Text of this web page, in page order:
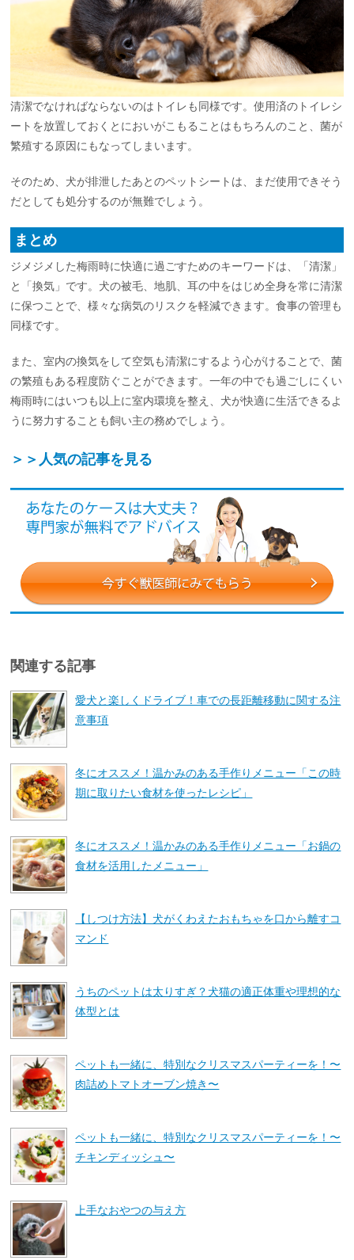
清潔でなければならないのはトイレも同様です。使用済のトイレシ
ートを放置しておくとにおいがこもることはもちろんのこと、菌が
繁殖する原因にもなってしまいます。
そのため、犬が排泄したあとのペットシートは、まだ使用できそう
だとしても処分するのが無難でしょう。
まとめ
ジメジメした梅雨時に快適に過ごすためのキーワードは、「清潔」
と「換気」です。犬の被毛、地肌、耳の中をはじめ全身を常に清潔
に保つことで、様々な病気のリスクを軽減できます。食事の管理も
同様です。
また、室内の換気をして空気も清潔にするよう心がけることで、菌
の繁殖もある程度防ぐことができます。一年の中でも過ごしにくい
梅雨時にはいつも以上に室内環境を整え、犬が快適に生活できるよ
うに努力することも飼い主の務めでしょう。
＞＞人気の記事を見る
関連する記事
愛犬と楽しくドライブ！車での長距離移動に関する注
意事項
冬にオススメ！温かみのある手作りメニュー「この時
期に取りたい食材を使ったレシピ」
冬にオススメ！温かみのある手作りメニュー「お鍋の
食材を活用したメニュー」
【しつけ方法】犬がくわえたおもちゃを口から離すコ
マンド
うちのペットは太りすぎ？犬猫の適正体重や理想的な
体型とは
ペットも一緒に、特別なクリスマスパーティーを！〜
肉詰めトマトオーブン焼き〜
ペットも一緒に、特別なクリスマスパーティーを！〜
チキンディッシュ〜
上手なおやつの与え方